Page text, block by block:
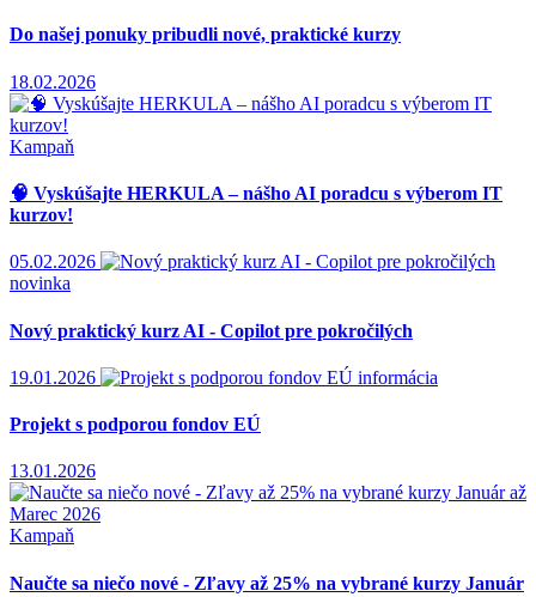
Do našej ponuky pribudli nové, praktické kurzy
18.02.2026
Kampaň
🧠 Vyskúšajte HERKULA – nášho AI poradcu s výberom IT
kurzov!
05.02.2026
novinka
Nový praktický kurz AI - Copilot pre pokročilých
19.01.2026 informácia
Projekt s podporou fondov EÚ
13.01.2026
Kampaň
Naučte sa niečo nové - Zľavy až 25% na vybrané kurzy Január